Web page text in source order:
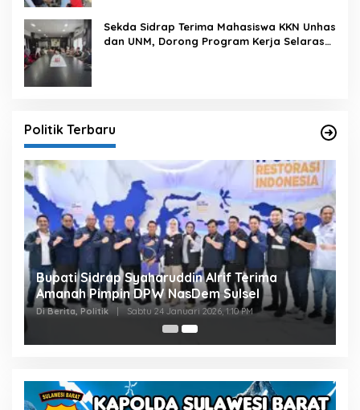
Sekda Sidrap Terima Mahasiswa KKN Unhas
dan UNM, Dorong Program Kerja Selaras
Politik Terbaru
Bupati Sidrap Syaharuddin Alrif Terima
Amanah Pimpin DPW NasDem Sulsel
Di Berita, Politik | Sabtu 24 Januari 2026, 1:10 PM